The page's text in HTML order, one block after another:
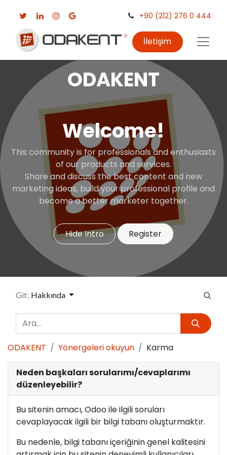
+90 (212) 276 0 444
İletişim
ODAKENT
Welcome!
This community is for professionals and enthusiasts
of our products and services.
Share and discuss the best content and new
marketing ideas, build your professional profile and
become a better marketer together.
Hide Intro Register
Git: Hakkında
ODAKENT Yönergeleri okuyun Karma
Neden başkaları sorularımı/cevaplarımı
düzenleyebilir?
Bu sitenin amacı, Odoo ile ilgili soruları
cevaplayacak ilgili bir bilgi tabanı oluşturmaktır.
Bu nedenle, bilgi tabanı içeriğinin genel kalitesini